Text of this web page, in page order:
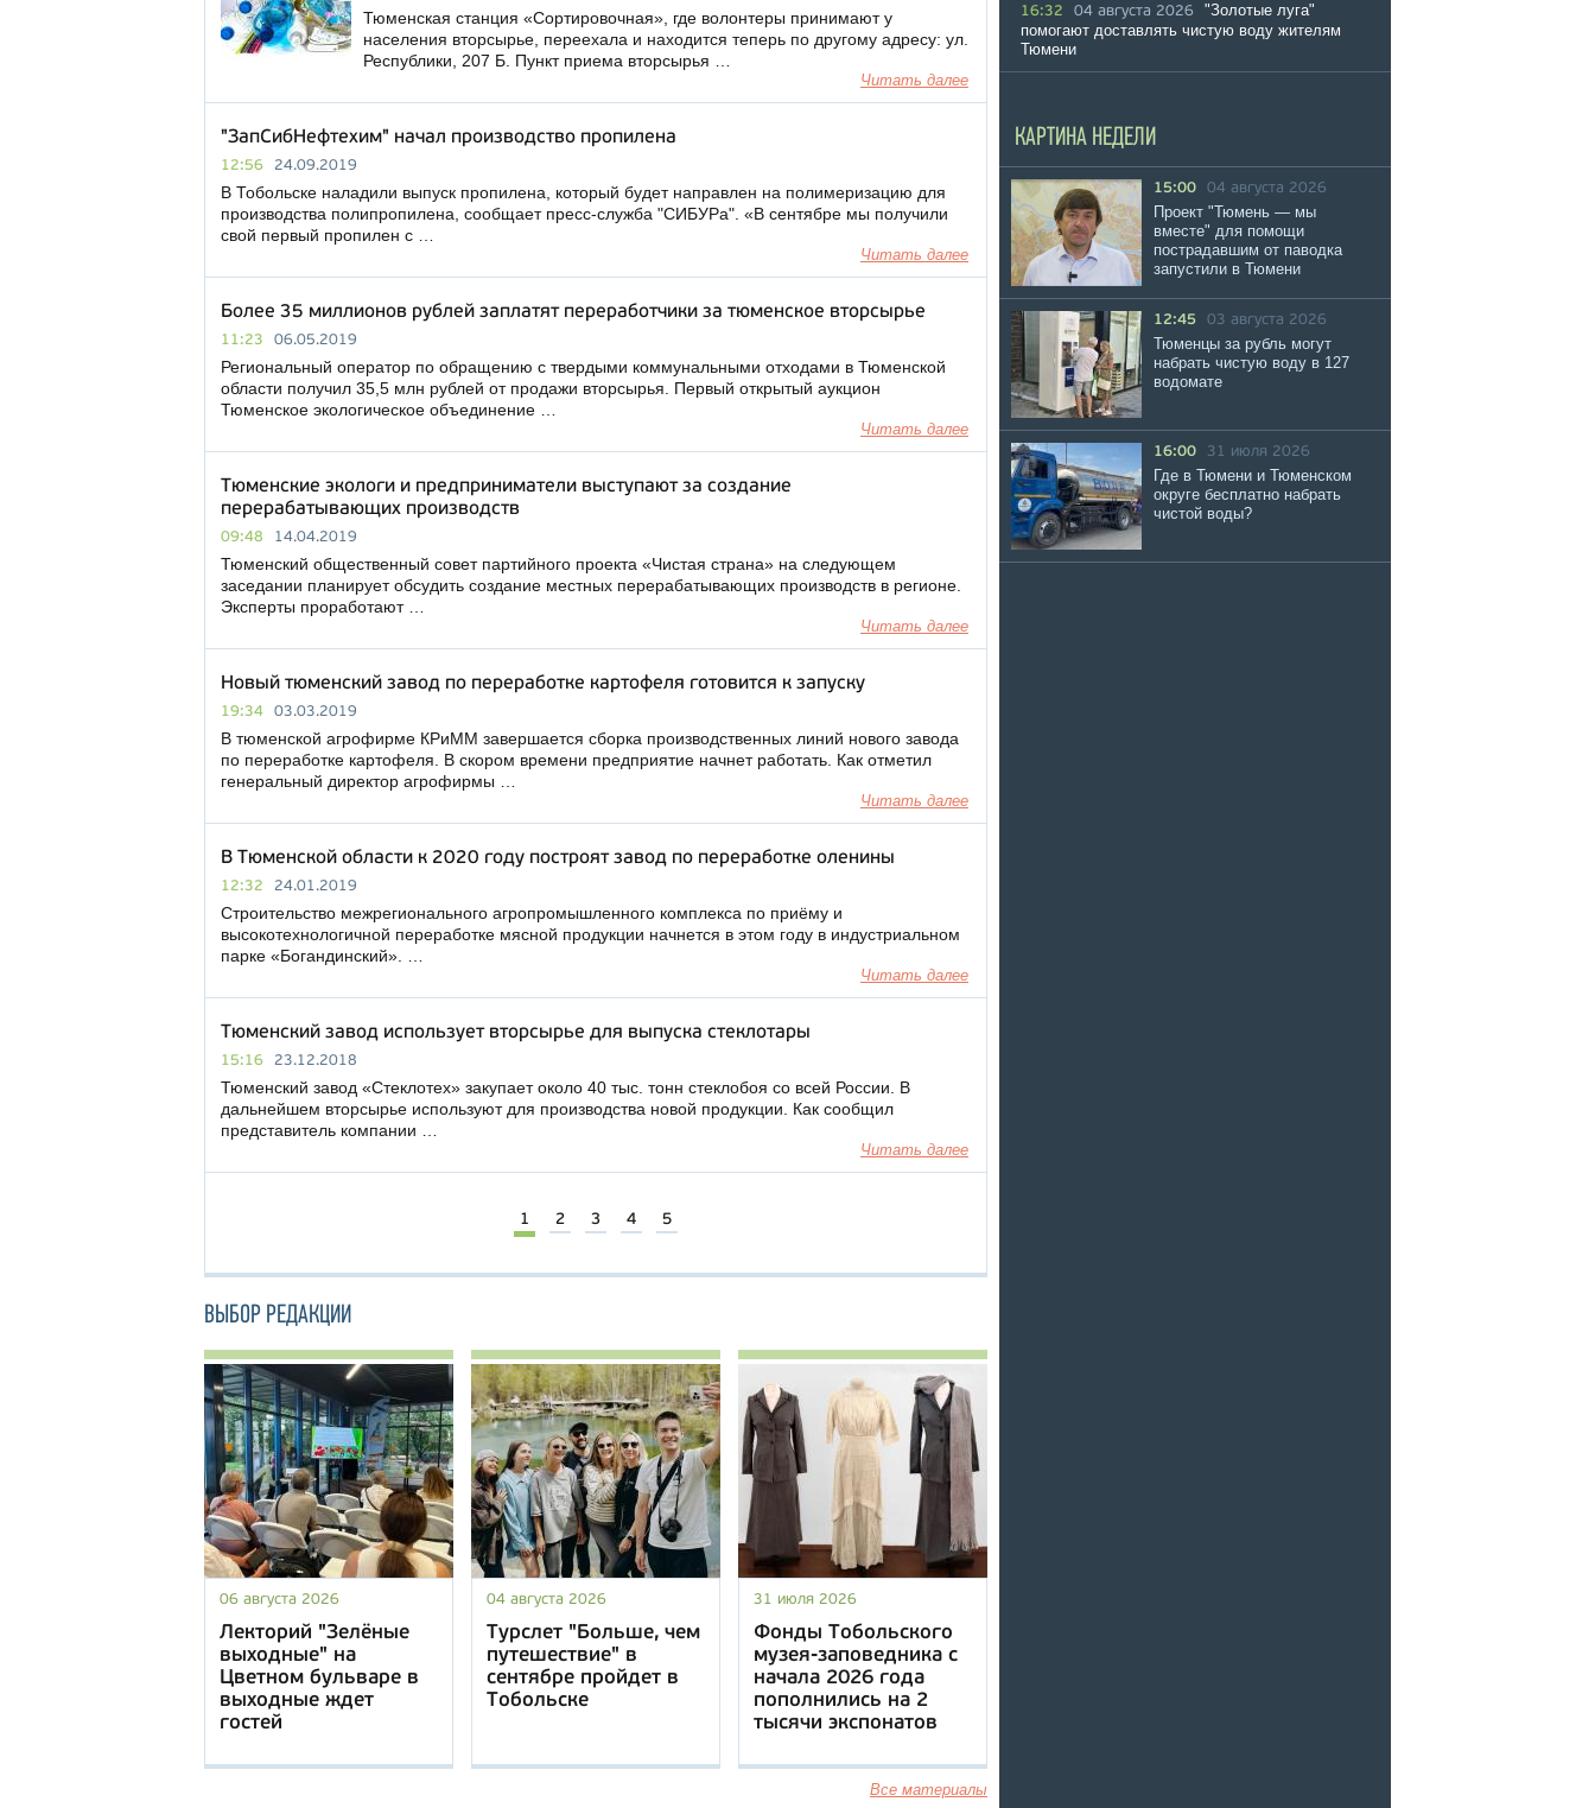
Тюменская станция «Сортировочная», где волонтеры принимают у
населения вторсырье, переехала и находится теперь по другому адресу: ул.
Республики, 207 Б. Пункт приема вторсырья …
Читать далее
"ЗапСибНефтехим" начал производство пропилена
12:56 24.09.2019
В Тобольске наладили выпуск пропилена, который будет направлен на полимеризацию для
производства полипропилена, сообщает пресс-служба "СИБУРа". «В сентябре мы получили
свой первый пропилен с …
Читать далее
Более 35 миллионов рублей заплатят переработчики за тюменское вторсырье
11:23 06.05.2019
Региональный оператор по обращению с твердыми коммунальными отходами в Тюменской
области получил 35,5 млн рублей от продажи вторсырья. Первый открытый аукцион
Тюменское экологическое объединение …
Читать далее
Тюменские экологи и предприниматели выступают за создание
перерабатывающих производств
09:48 14.04.2019
Тюменский общественный совет партийного проекта «Чистая страна» на следующем
заседании планирует обсудить создание местных перерабатывающих производств в регионе.
Эксперты проработают …
Читать далее
Новый тюменский завод по переработке картофеля готовится к запуску
19:34 03.03.2019
В тюменской агрофирме КРиММ завершается сборка производственных линий нового завода
по переработке картофеля. В скором времени предприятие начнет работать. Как отметил
генеральный директор агрофирмы …
Читать далее
В Тюменской области к 2020 году построят завод по переработке оленины
12:32 24.01.2019
Строительство межрегионального агропромышленного комплекса по приёму и
высокотехнологичной переработке мясной продукции начнется в этом году в индустриальном
парке «Богандинский». …
Читать далее
Тюменский завод использует вторсырье для выпуска стеклотары
15:16 23.12.2018
Тюменский завод «Стеклотех» закупает около 40 тыс. тонн стеклобоя со всей России. В
дальнейшем вторсырье используют для производства новой продукции. Как сообщил
представитель компании …
Читать далее
1 2 3 4 5
ВЫБОР РЕДАКЦИИ
06 августа 2026
Лекторий "Зелёные
выходные" на
Цветном бульваре в
выходные ждет
гостей
04 августа 2026
Турслет "Больше, чем
путешествие" в
сентябре пройдет в
Тобольске
31 июля 2026
Фонды Тобольского
музея-заповедника с
начала 2026 года
пополнились на 2
тысячи экспонатов
Все материалы
16:32 04 августа 2026
"Золотые луга"
помогают доставлять чистую воду жителям
Тюмени
КАРТИНА НЕДЕЛИ
15:00 04 августа 2026
Проект "Тюмень — мы
вместе" для помощи
пострадавшим от паводка
запустили в Тюмени
12:45 03 августа 2026
Тюменцы за рубль могут
набрать чистую воду в 127
водомате
16:00 31 июля 2026
Где в Тюмени и Тюменском
округе бесплатно набрать
чистой воды?